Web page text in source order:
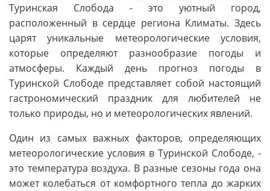
Туринская Слобода - это уютный город,
расположенный в сердце региона Климаты. Здесь
царят уникальные метеорологические условия,
которые определяют разнообразие погоды и
атмосферы. Каждый день прогноз погоды в
Туринской Слободе представляет собой настоящий
гастрономический праздник для любителей не
только природы, но и метеорологических явлений.
Один из самых важных факторов, определяющих
метеорологические условия в Туринской Слободе, -
это температура воздуха. В разные сезоны года она
может колебаться от комфортного тепла до жарких